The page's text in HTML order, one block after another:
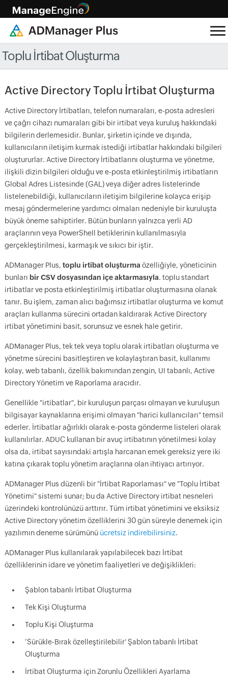
Toplu İrtibat Oluşturma
Active Directory Toplu İrtibat Oluşturma
Active Directory İrtibatları, telefon numaraları, e-posta adresleri
ve çağrı cihazı numaraları gibi bir irtibat veya kuruluş hakkındaki
bilgilerin derlemesidir. Bunlar, şirketin içinde ve dışında,
kullanıcıların iletişim kurmak istediği irtibatlar hakkındaki bilgileri
oluştururlar. Active Directory İrtibatlarını oluşturma ve yönetme,
ilişkili dizin bilgileri olduğu ve e-posta etkinleştirilmiş irtibatların
Global Adres Listesinde (GAL) veya diğer adres listelerinde
listelenebildiği, kullanıcıların iletişim bilgilerine kolayca erişip
mesaj göndermelerine yardımcı olmaları nedeniyle bir kuruluşta
büyük öneme sahiptirler. Bütün bunların yalnızca yerli AD
araçlarının veya PowerShell betiklerinin kullanılmasıyla
gerçekleştirilmesi, karmaşık ve sıkıcı bir iştir.
ADManager Plus, toplu irtibat oluşturma özelliğiyle, yöneticinin
bunları bir CSV dosyasından içe aktarmasıyla. toplu standart
irtibatlar ve posta etkinleştirilmiş irtibatlar oluşturmasına olanak
tanır. Bu işlem, zaman alıcı bağımsız irtibatlar oluşturma ve komut
araçları kullanma sürecini ortadan kaldırarak Active Directory
irtibat yönetimini basit, sorunsuz ve esnek hale getirir.
ADManager Plus, tek tek veya toplu olarak irtibatları oluşturma ve
yönetme sürecini basitleştiren ve kolaylaştıran basit, kullanımı
kolay, web tabanlı, özellik bakımından zengin, UI tabanlı, Active
Directory Yönetim ve Raporlama aracıdır.
Genellikle "irtibatlar", bir kuruluşun parçası olmayan ve kuruluşun
bilgisayar kaynaklarına erişimi olmayan "harici kullanıcıları" temsil
ederler. İrtibatlar ağırlıklı olarak e-posta gönderme listeleri olarak
kullanılırlar. ADUC kullanan bir avuç irtibatının yönetilmesi kolay
olsa da, irtibat sayısındaki artışla harcanan emek gereksiz yere iki
katına çıkarak toplu yönetim araçlarına olan ihtiyacı artırıyor.
ADManager Plus düzenli bir "İrtibat Raporlaması" ve "Toplu İrtibat
Yönetimi" sistemi sunar; bu da Active Directory irtibat nesneleri
üzerindeki kontrolünüzü arttırır. Tüm irtibat yönetimini ve eksiksiz
Active Directory yönetim özelliklerini 30 gün süreyle denemek için
yazılımın deneme sürümünü ücretsiz indirebilirsiniz.
ADManager Plus kullanılarak yapılabilecek bazı İrtibat
özelliklerinin idare ve yönetim faaliyetleri ve değişiklikleri:
Şablon tabanlı İrtibat Oluşturma
Tek Kişi Oluşturma
Toplu Kişi Oluşturma
‘Sürükle-Bırak özelleştirilebilir' Şablon tabanlı İrtibat
Oluşturma
İrtibat Oluşturma için Zorunlu Özellikleri Ayarlama